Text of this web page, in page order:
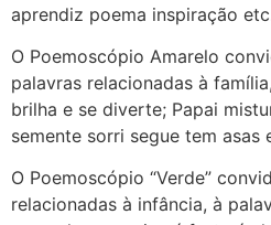
aprendiz poema inspiração
O Poemoscópio Amarelo
palavras relacionadas à
brilha e se diverte; Papai
semente sorri segue tem asas
O Poemoscópio “Verde”
relacionadas à infância, à